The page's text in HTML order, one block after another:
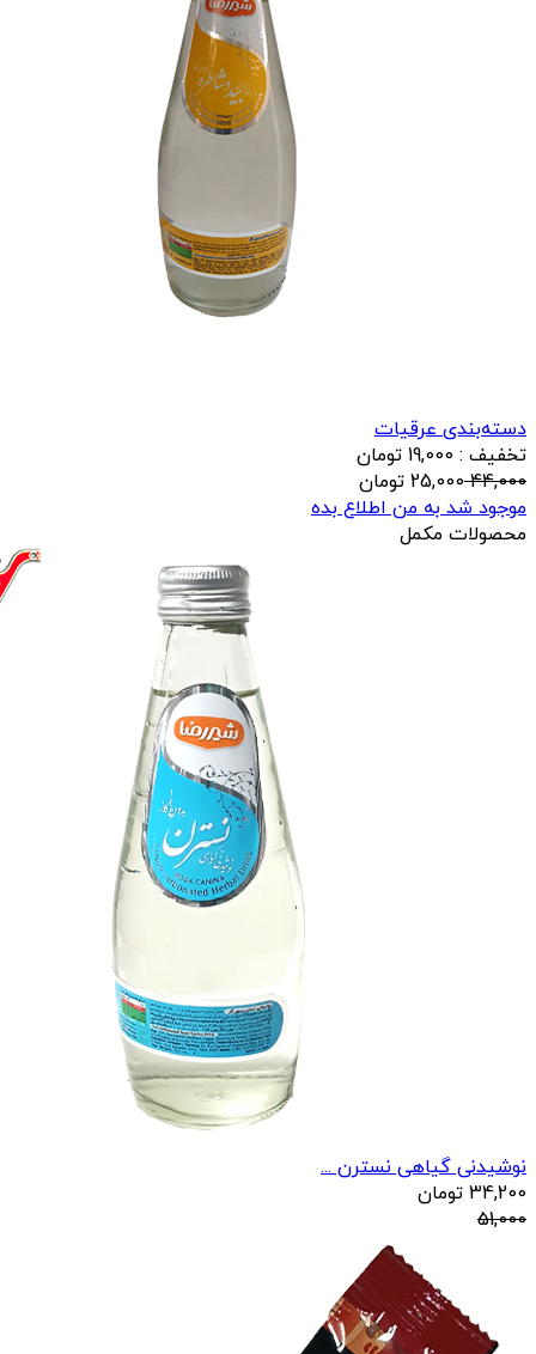
دسته‌بندی عرقیات
تخفیف : 19,000 تومان
44,000
25,000 تومان
موجود شد به من اطلاع بده
محصولات مکمل
نوشیدنی گیاهی نسترن ...
34,200 تومان
51,000